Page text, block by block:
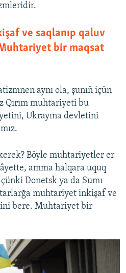
ve saqlanıp qaluv
bir maqsat
aynı ola, şunıñ içün
Qırım muhtariyeti bu
Ukrayına devletini
Böyle muhtariyetler er
amma halqara uquq
Donetsk ya da Sumı
muhtariyet inkişaf ve
bere. Muhtariyet bir